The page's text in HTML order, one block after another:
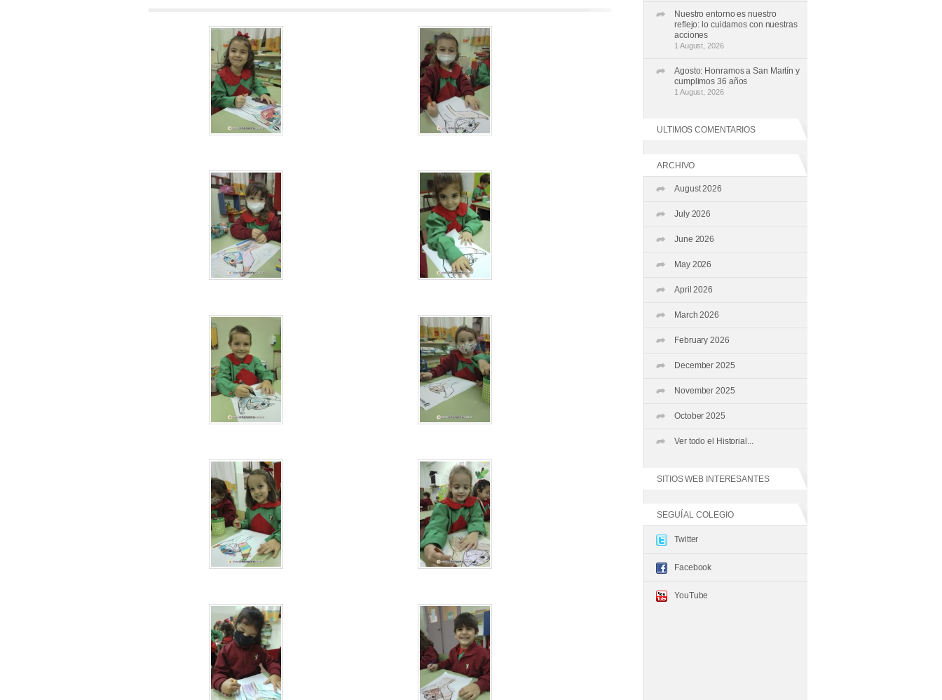
Nuestro entorno es nuestro
reflejo: lo cuidamos con nuestras
acciones
1 August, 2026
Agosto: Honramos a San Martín y
cumplimos 36 años
1 August, 2026
ULTIMOS COMENTARIOS
ARCHIVO
August 2026
July 2026
June 2026
May 2026
April 2026
March 2026
February 2026
December 2025
November 2025
October 2025
Ver todo el Historial...
SITIOS WEB INTERESANTES
SEGUÍ AL COLEGIO
Twitter
Facebook
YouTube